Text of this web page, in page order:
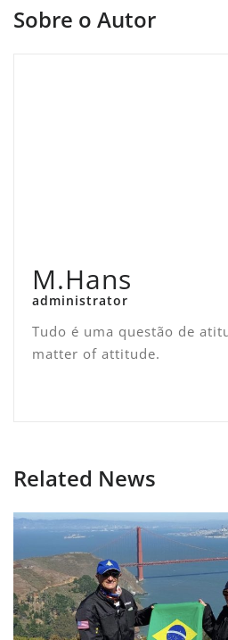
Sobre o Autor
M.Hans
administrator
Tudo é uma questão de
matter of attitude.
Related News